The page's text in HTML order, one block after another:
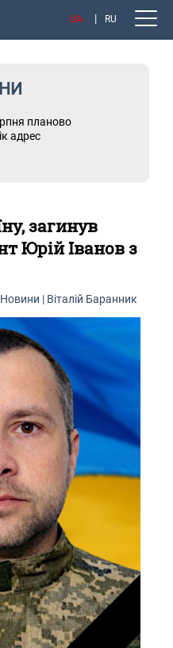
UA RU
планово
адрес
загинув
Юрій Іванов з
Новини | Віталій Баранник